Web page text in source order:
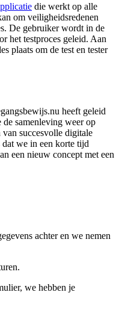
die werkt op alle
om veiligheidsredenen
De gebruiker wordt in de
het testproces geleid. Aan
plaats om de test en tester
heeft geleid
samenleving weer op
succesvolle digitale
we in een korte tijd
een nieuw concept met een
achter en we nemen
we hebben je